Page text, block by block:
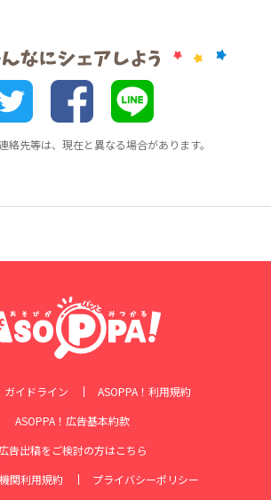
絡先等は、現在と異なる場合があります。
ガイドライン
ASOPPA！利用規約
ASOPPA！広告基本約款
広告出稿をご検討の方はこちら
関利用規約
プライバシーポリシー